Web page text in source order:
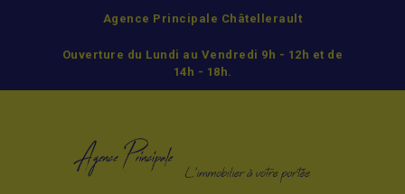
Agence Principale Châtellerault
Ouverture du Lundi au Vendredi 9h - 12h et de
14h - 18h.
LOUER
ESTIMATION ET